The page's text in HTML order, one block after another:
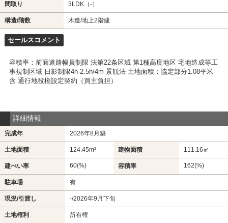
間取り 3LDK（-）
構造/階数 木造/地上2階建
セールスコメント
容積率：前面道路幅員制限 法第22条区域 第1種高度地区 宅地造成等工
事規制区域 日影制限4h-2.5h/4m 景観法 土地面積：協定部分1.08平米
含 通行地役権設定契約（買主負担）
詳細情報
完成年 2026年8月築
土地面積 124.45m² 建物面積 111.16㎡
建ぺい率 60(%) 容積率 162(%)
駐車場 有
現況/引渡し -/2026年9月下旬
土地権利 所有権